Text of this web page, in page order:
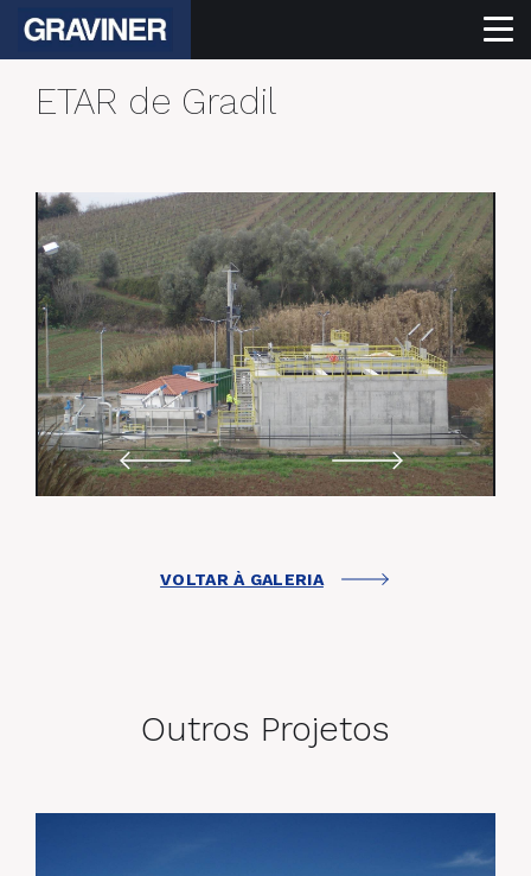
ETAR de Gradil
VOLTAR À GALERIA
Outros Projetos